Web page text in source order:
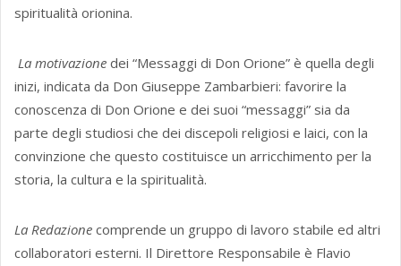
spiritualità orionina.
La motivazione dei “Messaggi di Don Orione” è quella degli
inizi, indicata da Don Giuseppe Zambarbieri: favorire la
conoscenza di Don Orione e dei suoi “messaggi” sia da
parte degli studiosi che dei discepoli religiosi e laici, con la
convinzione che questo costituisce un arricchimento per la
storia, la cultura e la spiritualità.
La Redazione comprende un gruppo di lavoro stabile ed altri
collaboratori esterni. Il Direttore Responsabile è Flavio